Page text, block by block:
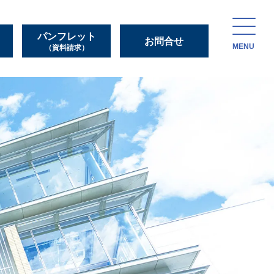
パンフレット
（資料請求）
お問合せ
MENU